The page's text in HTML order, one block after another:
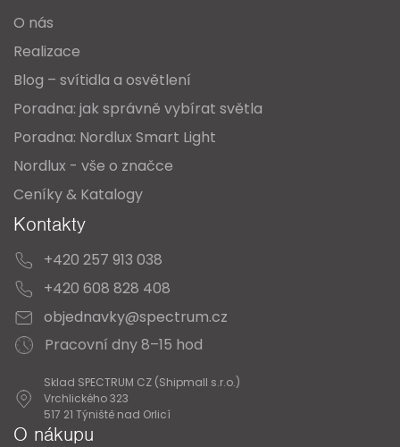
O nás
Realizace
Blog – svítidla a osvětlení
Poradna: jak správně vybírat světla
Poradna: Nordlux Smart Light
Nordlux - vše o značce
Ceníky & Katalogy
Kontakty
+420 257 913 038
+420 608 828 408
objednavky@spectrum.cz
Pracovní dny 8–15 hod
Sklad SPECTRUM CZ (Shipmall s.r.o.)
Vrchlického 323
517 21 Týniště nad Orlicí
O nákupu